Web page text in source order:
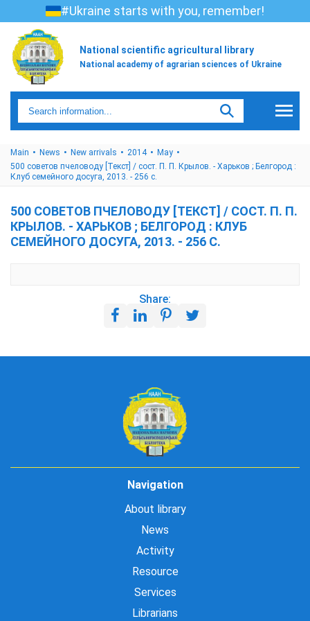
#Ukraine starts with you, remember!
National scientific agricultural library
National academy of agrarian sciences of Ukraine
Main News New arrivals 2014
May
500 советов пчеловоду [Текст] / сост. П. П. Крылов. - Харьков ; Белгород :
Клуб семейного досуга, 2013. - 256 с.
500 СОВЕТОВ ПЧЕЛОВОДУ [ТЕКСТ] / СОСТ. П. П.
КРЫЛОВ. - ХАРЬКОВ ; БЕЛГОРОД : КЛУБ
СЕМЕЙНОГО ДОСУГА, 2013. - 256 С.
Share:
Navigation
About library
News
Activity
Resource
Services
Librarians